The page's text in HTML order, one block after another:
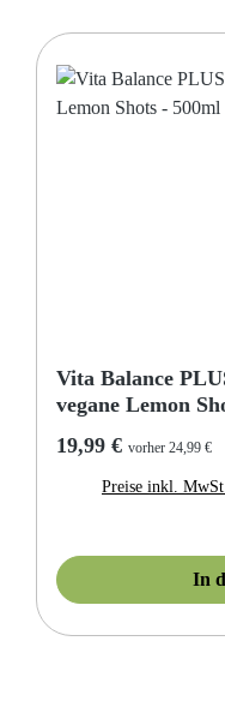
Vita Balance
vegane Lemon
Regulärer Preis:
19,99 € vorher 24,99 €
Preise inkl.
In